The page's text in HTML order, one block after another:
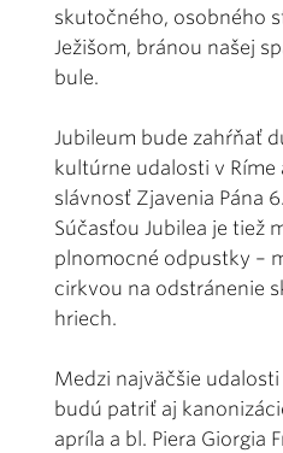
skutočného, osobného
Ježišom, bránou našej
bule.
Jubileum bude zahŕňať
kultúrne udalosti v Ríme
slávnosť Zjavenia Pána
Súčasťou Jubilea je tiež
plnomocné odpustky –
cirkvou na odstránenie
hriech.
Medzi najväčšie
budú patriť aj
apríla a bl. Piera Giorgia